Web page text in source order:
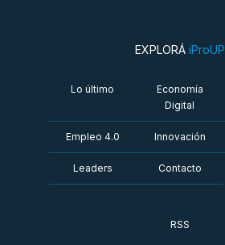
EXPLORÁ iProUP
Lo último
Economía
Digital
Empleo 4.0 Innovación
Leaders Contacto
RSS